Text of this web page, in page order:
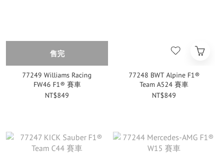
售完
77249 Williams Racing
FW46 F1® 賽車
NT$849
77248 BWT Alpine F1®
Team A524 賽車
NT$849